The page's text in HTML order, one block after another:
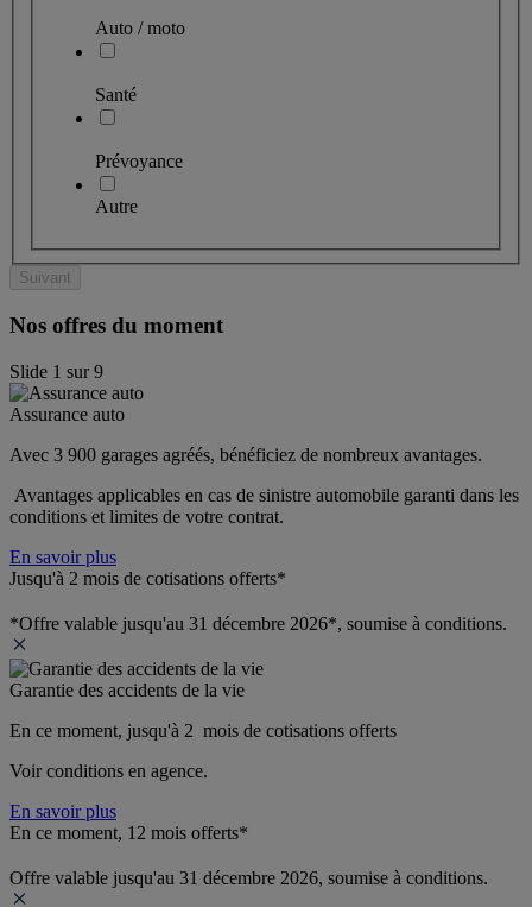
Auto / moto
Santé
Prévoyance
Autre
Suivant
Nos offres du moment
Slide 1 sur9
Assurance auto
Avec 3 900 garages agréés, bénéficiez de nombreux avantages.
Avantages applicables en cas de sinistre automobile garanti dans les
conditions et limites de votre contrat.
En savoir plus
Jusqu'à 2 mois de cotisations offerts*
*Offre valable jusqu'au 31 décembre 2026*, soumise à conditions.
Garantie des accidents de la vie
En ce moment, jusqu'à 2  mois de cotisations offerts
Voir conditions en agence.
En savoir plus
En ce moment, 12 mois offerts*
Offre valable jusqu'au 31 décembre 2026, soumise à conditions.